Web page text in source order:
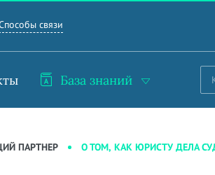
связи
База знаний
ПАРТНЕР О ТОМ, КАК ЮРИСТУ ДЕЛА